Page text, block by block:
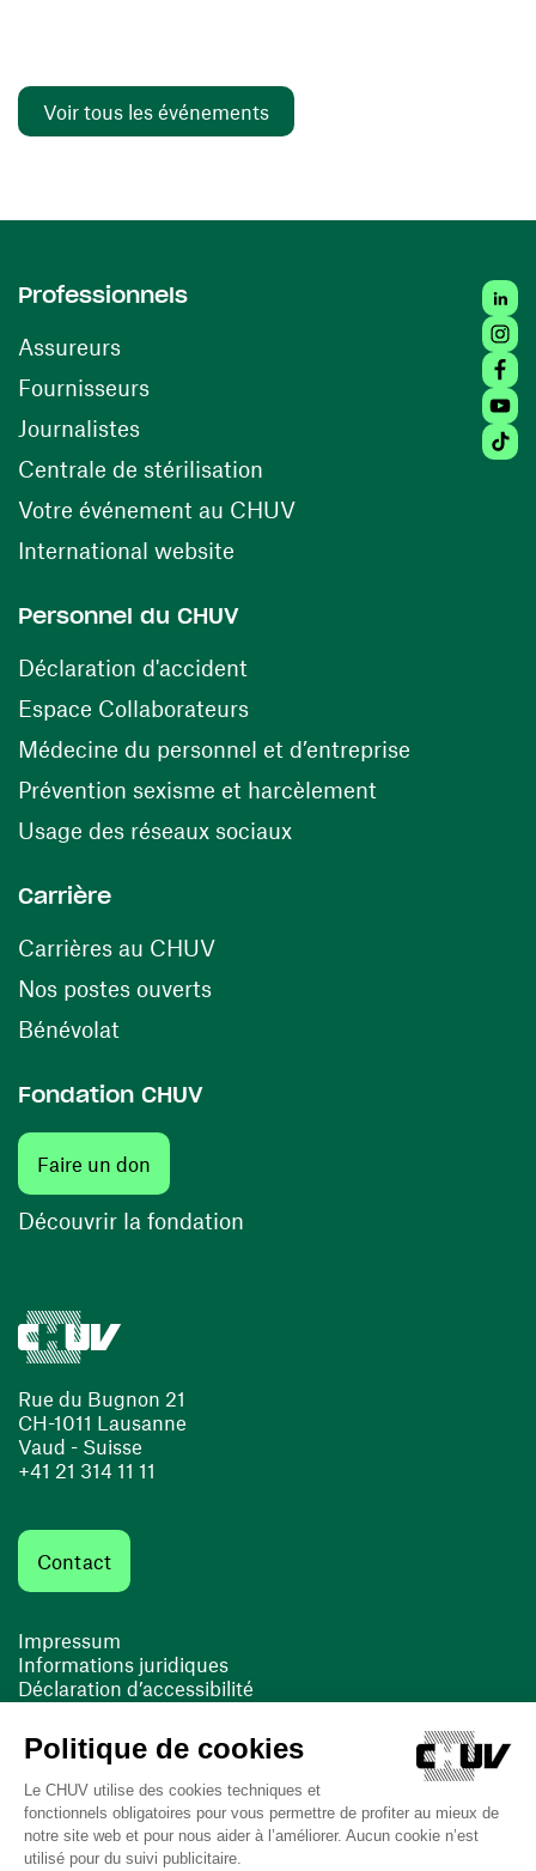
Voir tous les événements
Rue du Bugnon 21
CH-1011 Lausanne
Vaud - Suisse
+41 21 314 11 11
Contact
Impressum
Informations juridiques
Déclaration d’accessibilité
Cookies
(ouvre une nouvelle fenêtre)
Professionnels
Assureurs
Fournisseurs(ouvre une nouvelle fenêtre)
Journalistes
Centrale de stérilisation (ouvre une nouvelle
Votre événement au CHUV(ouvre une nouvelle
International website
Personnel du CHUV
Déclaration d'accident
Espace Collaborateurs(ouvre une nouvelle fenêtre)
Médecine du personnel et d’entreprise
Prévention sexisme et harcèlement
Usage des réseaux sociaux(ouvre une nouvelle
Carrière
Carrières au CHUV(ouvre une nouvelle fenêtre)
Nos postes ouverts(ouvre une nouvelle fenêtre)
Bénévolat
Fondation CHUV
Faire un don
Découvrir la fondation